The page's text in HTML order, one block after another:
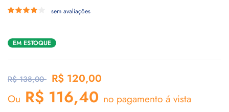
sem avaliações
EM ESTOQUE
R$ 138,00 R$ 120,00
Ou R$ 116,40 no pagamento á vista